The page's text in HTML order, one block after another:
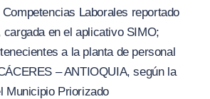
Laborales reportado
cargada en el aplicativo SIMO;
a la planta de personal
– ANTIOQUIA, según la
Municipio Priorizado